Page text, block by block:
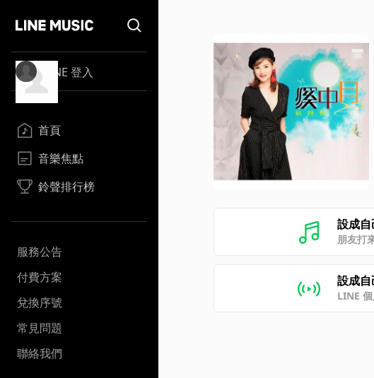
LINE 登入
首頁
音樂焦點
鈴聲排行榜
服務公告
付費方案
兌換序號
常見問題
聯絡我們
設成
朋友打
設成
LINE